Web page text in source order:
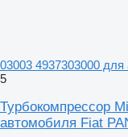
03003 4937303000
5
Турбокомпрессор
автомобиля Fiat